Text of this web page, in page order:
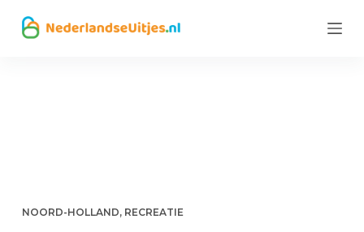
G
NOORD-HOLLAND, RECREATIE